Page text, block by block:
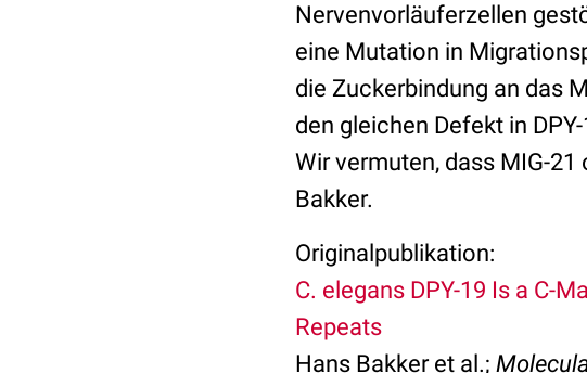
Nervenvorläuferzellen
eine Mutation in
die Zuckerbindung an das
den gleichen Defekt in
Wir vermuten, dass MIG-
Bakker.
Originalpublikation:
C. elegans DPY-19 Is a C-
Repeats
Hans Bakker et al.;